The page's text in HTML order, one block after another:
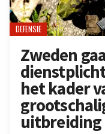
DEFENSIE
Zweden
het kader
uitbreiding